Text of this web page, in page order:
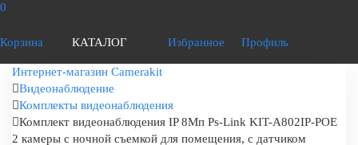
0
Корзина КАТАЛОГ Избранное Профиль
Интернет-магазин Camerakit
Видеонаблюдение
Комплекты видеонаблюдения
Комплект видеонаблюдения IP 8Мп Ps-Link KIT-A802IP-POE
2 камеры с ночной съемкой для помещения, с датчиком